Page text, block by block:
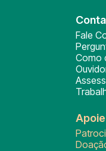
Fale
Como
Apoie